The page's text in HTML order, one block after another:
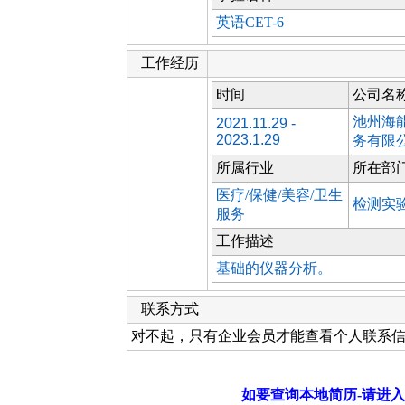
英语CET-6
工作经历
时间
公司名
2021.11.29 -
2023.1.29
池州海
务有限
所属行业
所在部
医疗/保健/美容/卫生
服务
检测实
工作描述
基础的仪器分析。
联系方式
对不起，只有企业会员才能查看个人联系
如要查询本地简历-请进